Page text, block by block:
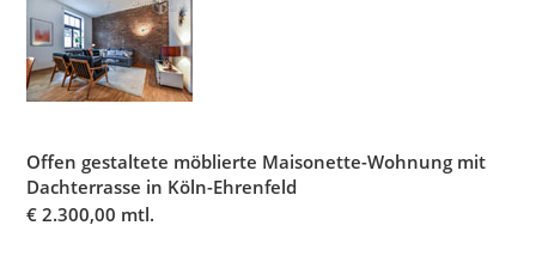
Offen gestaltete möblierte Maisonette-Wohnung mit
Dachterrasse in Köln-Ehrenfeld
€ 2.300,00 mtl.